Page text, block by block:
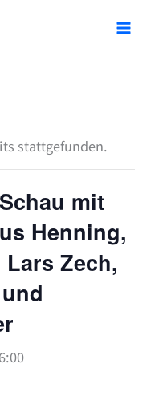
stattgefunden.
mit
Henning,
Zech,